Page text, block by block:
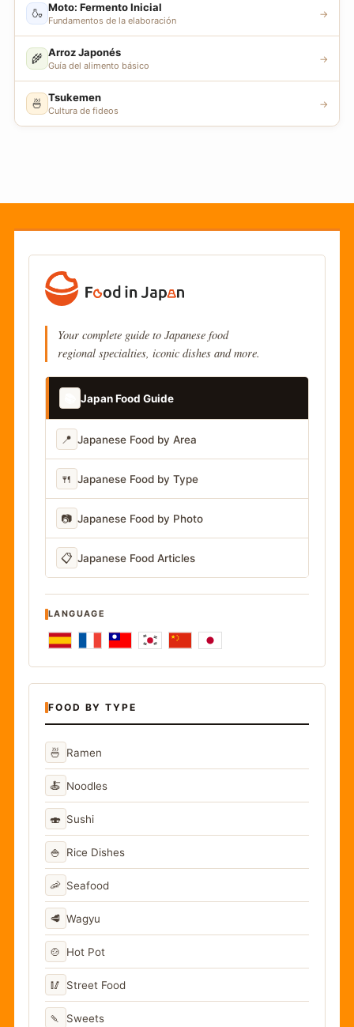
🍶 Moto: Fermento Inicial
Fundamentos de la elaboración
→
🌾 Arroz Japonés
Guía del alimento básico
→
🍜 Tsukemen
Cultura de fideos
→
Your complete guide to Japanese food
regional specialties, iconic dishes and more.
Japan Food Guide
📍 Japanese Food by Area
🍴 Japanese Food by Type
📷 Japanese Food by Photo
📋 Japanese Food Articles
LANGUAGE
FOOD BY TYPE
🍜 Ramen
🍝 Noodles
🍣 Sushi
🍚 Rice Dishes
🦐 Seafood
🥩 Wagyu
🍲 Hot Pot
🥢 Street Food
🍡 Sweets